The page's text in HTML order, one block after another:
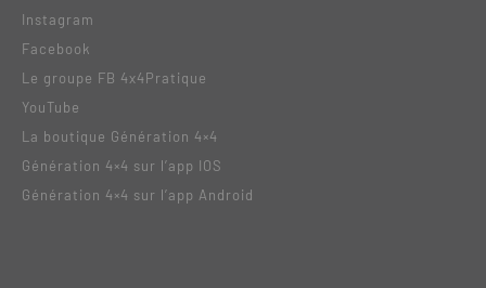
Instagram
Facebook
Le groupe FB 4x4Pratique
YouTube
La boutique Génération 4×4
Génération 4×4 sur l’app IOS
Génération 4×4 sur l’app Android